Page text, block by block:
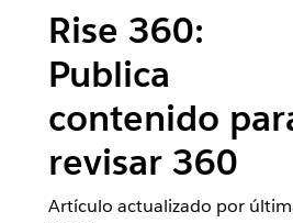
Rise 360:
Publica
contenido
revisar 360
Artículo actualizado por